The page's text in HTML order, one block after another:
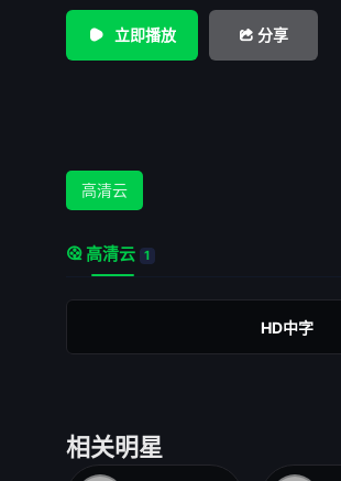
葬他的尸首。克瑞翁下令，谁埋葬波吕
律，尽了亲人必尽的义务，把她哥哥埋
孤家寡人的悲剧下场。
立即播放 分享
高清云
高清云 1
HD中字
相关明星